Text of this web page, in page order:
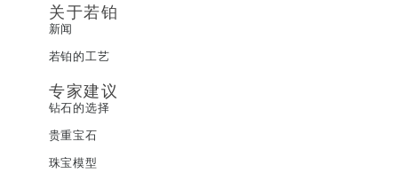
关于若铂
新闻
若铂的工艺
专家建议
钻石的选择
贵重宝石
珠宝模型